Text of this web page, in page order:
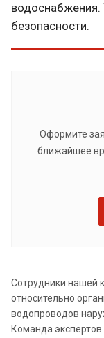
водоснабжения.
безопасности.
Оформите
ближайшее
Сотрудники нашей
относительно
водопроводов
Команда